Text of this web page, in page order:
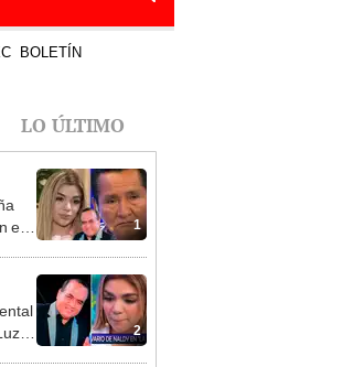
BOLETÍN
LO ÚLTIMO
1
el
2